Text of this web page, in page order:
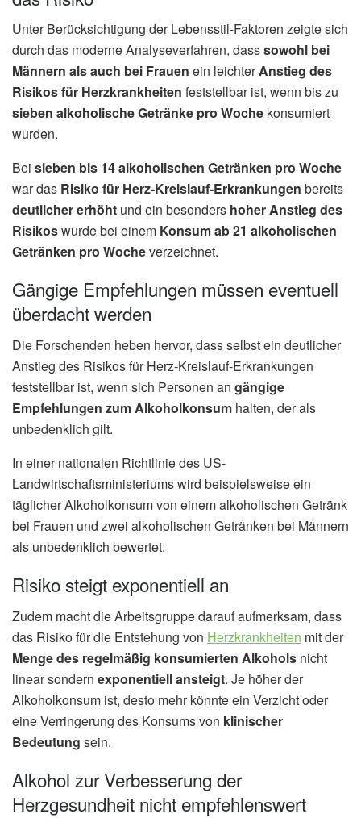
Unter Berücksichtigung der Lebensstil-Faktoren zeigte sich
durch das moderne Analyseverfahren, dasssowohl bei
Männern als auch bei Frauen ein leichterAnstieg des
Risikos für Herzkrankheiten feststellbar ist, wenn bis zu
sieben alkoholische Getränke pro Woche konsumiert
wurden.
Bei sieben bis 14 alkoholischen Getränken pro Woche
war das Risiko für Herz-Kreislauf-Erkrankungen bereits
deutlicher erhöht und ein besonders hoher Anstieg des
Risikoswurde bei einem Konsum ab 21 alkoholischen
Getränken pro Wocheverzeichnet.
Gängige Empfehlungen müssen eventuell
überdacht werden
Die Forschenden heben hervor, dass selbst ein deutlicher
Anstieg des Risikos für Herz-Kreislauf-Erkrankungen
feststellbar ist, wenn sich Personen an gängige
Empfehlungen zum Alkoholkonsum halten, der als
unbedenklich gilt.
In einer nationalen Richtlinie des US-
Landwirtschaftsministeriums wird beispielsweise ein
täglicher Alkoholkonsum von einem alkoholischen Getränk
bei Frauen und zwei alkoholischen Getränken bei Männern
als unbedenklich bewertet.
Risiko steigt exponentiell an
Zudem macht die Arbeitsgruppe darauf aufmerksam, dass
das Risiko für die Entstehung von Herzkrankheiten mit der
Menge des regelmäßig konsumierten Alkohols nicht
linear sondern exponentiell ansteigt. Je höher der
Alkoholkonsum ist, desto mehr könnte ein Verzicht oder
eine Verringerung des Konsums von klinischer
Bedeutung sein.
Alkohol zur Verbesserung der
Herzgesundheit nicht empfehlenswert